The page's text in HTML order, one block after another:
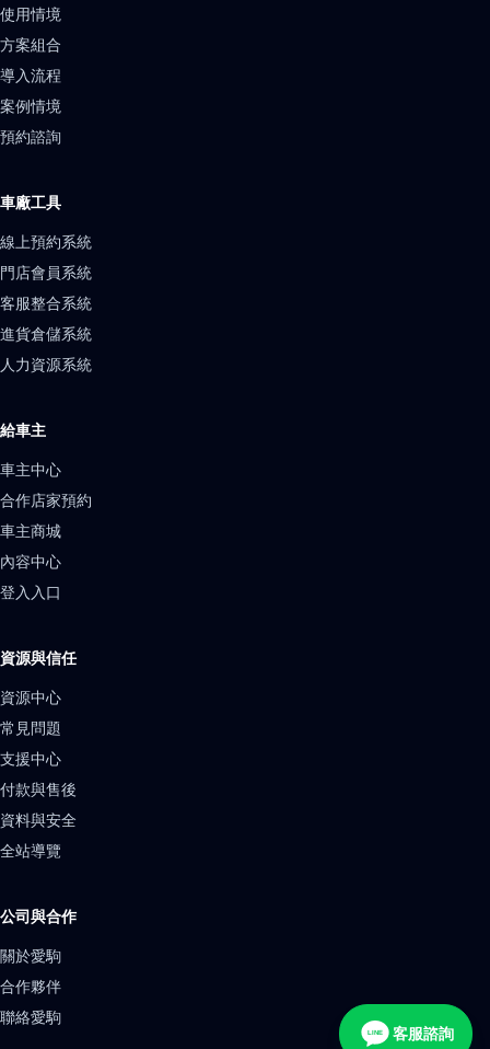
使用情境
方案組合
導入流程
案例情境
預約諮詢
車廠工具
線上預約系統
門店會員系統
客服整合系統
進貨倉儲系統
人力資源系統
給車主
車主中心
合作店家預約
車主商城
內容中心
登入入口
資源與信任
資源中心
常見問題
支援中心
付款與售後
資料與安全
全站導覽
公司與合作
關於愛駒
合作夥伴
聯絡愛駒
LINE 客服諮詢